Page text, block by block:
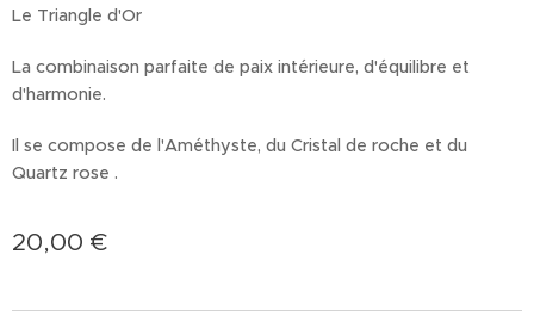
Le Triangle d'Or
La combinaison parfaite de paix intérieure, d'équilibre et
d'harmonie.
Il se compose de l'Améthyste, du Cristal de roche et du
Quartz rose .
20,00 €